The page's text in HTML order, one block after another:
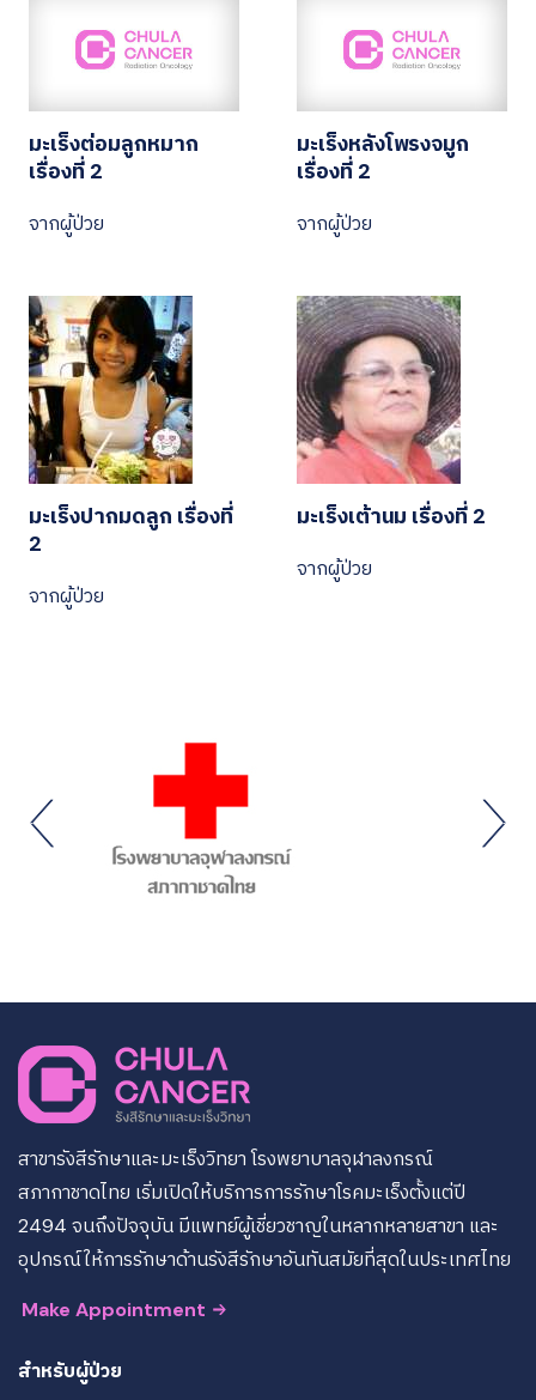
มะเร็งต่อมลูกหมาก
เรื่องที่ 2
จากผู้ป่วย
มะเร็งหลังโพรงจมูก
เรื่องที่ 2
จากผู้ป่วย
มะเร็งปากมดลูก เรื่องที่
2
จากผู้ป่วย
มะเร็งเต้านม เรื่องที่ 2
จากผู้ป่วย
สาขารังสีรักษาและมะเร็งวิทยา โรงพยาบาลจุฬาลงกรณ์
สภากาชาดไทย เริ่มเปิดให้บริการการรักษาโรคมะเร็งตั้งแต่ปี
2494 จนถึงปัจจุบัน มีแพทย์ผู้เชี่ยวชาญในหลากหลายสาขา และ
อุปกรณ์ให้การรักษาด้านรังสีรักษาอันทันสมัยที่สุดในประเทศไทย
Make Appointment
สำหรับผู้ป่วย